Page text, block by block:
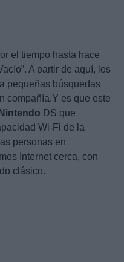
el tiempo hasta hace
A partir de aquí, los
pequeñas búsquedas
compañía.Y es que este
Nintendo DS que
Wi-Fi de la
personas en
Internet cerca, con
clásico.